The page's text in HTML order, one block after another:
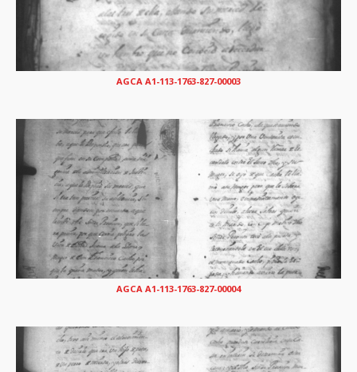
AGCA A1-113-1763-827-00003
AGCA A1-113-1763-827-00004